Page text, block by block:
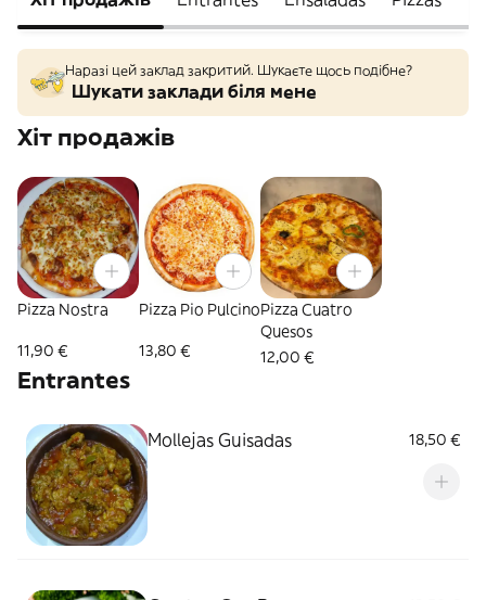
Наразі цей заклад закритий. Шукаєте щось подібне?
Шукати заклади біля мене
Хіт продажів
Pizza Nostra
11,90 €
Pizza Pio Pulcino
13,80 €
Pizza Cuatro
Quesos
12,00 €
Entrantes
Mollejas Guisadas 18,50 €